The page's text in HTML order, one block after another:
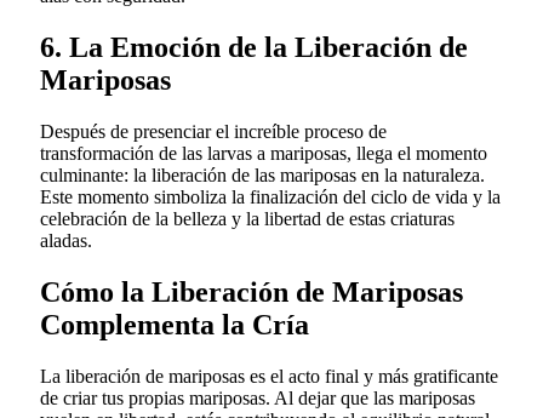
6. La Emoción de la Liberación de
Mariposas
Después de presenciar el increíble proceso de
transformación de las larvas a mariposas, llega el momento
culminante: la liberación de las mariposas en la naturaleza.
Este momento simboliza la finalización del ciclo de vida y la
celebración de la belleza y la libertad de estas criaturas
aladas.
Cómo la Liberación de Mariposas
Complementa la Cría
La liberación de mariposas es el acto final y más gratificante
de criar tus propias mariposas. Al dejar que las mariposas